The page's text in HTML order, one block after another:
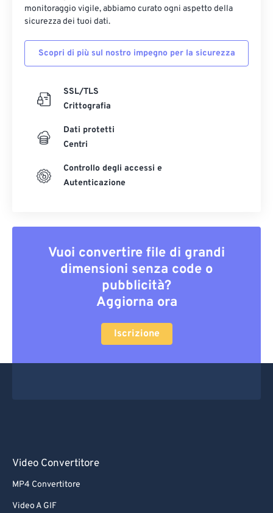
monitoraggio vigile, abbiamo curato ogni aspetto della
sicurezza dei tuoi dati.
Scopri di più sul nostro impegno per la sicurezza
SSL/TLS
Crittografia
Dati protetti
Centri
Controllo degli accessi e
Autenticazione
Vuoi convertire file di grandi
dimensioni senza code o
pubblicità?
Aggiorna ora
Iscrizione
Video Convertitore
MP4 Convertitore
Video A GIF